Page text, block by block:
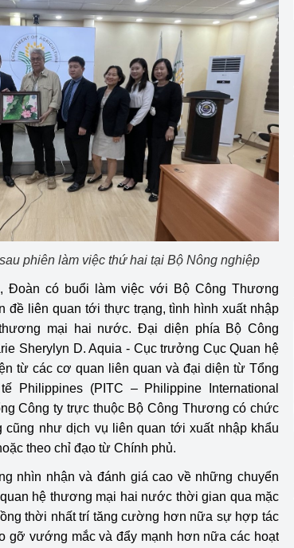
phiên làm việc thứ hai tại Bộ Nông nghiệp
Đoàn có buổi làm việc với Bộ Công Thương
đề liên quan tới thực trạng, tình hình xuất nhập
mại hai nước. Đại diện phía Bộ Công
Sherylyn D. Aquia - Cục trưởng Cục Quan hệ
từ các cơ quan liên quan và đại diện từ Tổng
Philippines (PITC – Philippine International
Công ty trực thuộc Bộ Công Thương có chức
cũng như dịch vụ liên quan tới xuất nhập khẩu
theo chỉ đạo từ Chính phủ.
nhìn nhận và đánh giá cao về những chuyển
hệ thương mại hai nước thời gian qua mặc
thời nhất trí tăng cường hơn nữa sự hợp tác
gỡ vướng mắc và đẩy mạnh hơn nữa các hoạt